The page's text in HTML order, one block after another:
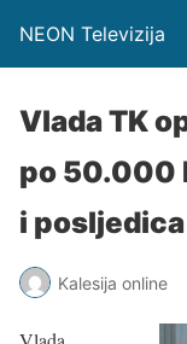
NEON Televizija
Vlada TK
po 50.000
i
Kalesija online